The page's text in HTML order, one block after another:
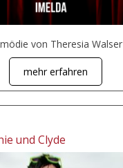
von Theresia Walser
mehr erfahren
und Clyde